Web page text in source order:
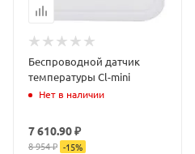
Беспроводной датчик
температуры Cl-mini
Нет в наличии
7 610.90 ₽
8 954 ₽ -15%